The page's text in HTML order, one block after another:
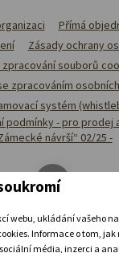
Přímá
Zásady ochrany
zpracování souborů
zpracováním
systém
podmínky - pro prodej
návrší“ 02/25 -
webu, ukládání vašeho
Informace o tom, jak
média, inzerci a